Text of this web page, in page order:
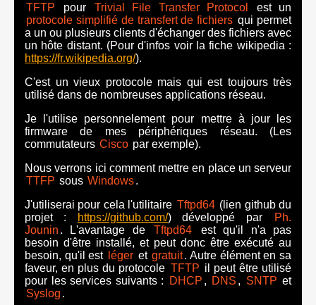
TFTP
pour Trivial File Transfer Protocol
est un
protocole simplifié de transfert de fichiers qui permet
a un ou plusieurs clients d'échanger des fichiers avec
un hôte distant. (Pour d'infos voir la fiche wikipedia :
https://fr.wikipedia.org/).
C'est un vieux protocole mais qui est toujours très
utilisé dans de nombreuses applications réseau.
Je l'utilise personnelement pour mettre à jour les
firmware de mes périphériques réseau. (Les
commutateurs Cisco par exemple).
Nous verrons ici comment mettre en place un serveur
TTFP sous Windows.
J'utiliserai pour cela l'utilitaire Tftpd64 (lien github du
projet :
https://github.com/) développé par
Ph.
Jounin . L'avantage de Tftpd64
est qu'il n'a pas
besoin d'être installé, et peut donc être exécuté au
besoin, qu'il est léger et gratuit. Autre élément en sa
faveur, en plus du protocole TFTP il peut être utilisé
pour les services suivants :
DHCP , DNS , SNTP et
Syslog .